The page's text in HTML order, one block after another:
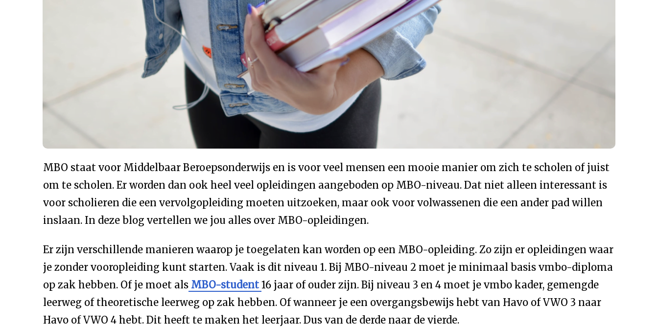
MBO staat voor Middelbaar Beroepsonderwijs en is voor veel mensen een mooie manier om zich te scholen of juist
om te scholen. Er worden dan ook heel veel opleidingen aangeboden op MBO-niveau. Dat niet alleen interessant is
voor scholieren die een vervolgopleiding moeten uitzoeken, maar ook voor volwassenen die een ander pad willen
inslaan. In deze blog vertellen we jou alles over MBO-opleidingen.
Er zijn verschillende manieren waarop je toegelaten kan worden op een MBO-opleiding. Zo zijn er opleidingen waar
je zonder vooropleiding kunt starten. Vaak is dit niveau 1. Bij MBO-niveau 2 moet je minimaal basis vmbo-diploma
op zak hebben. Of je moet als MBO-student16 jaar of ouder zijn. Bij niveau 3 en 4 moet je vmbo kader, gemengde
leerweg of theoretische leerweg op zak hebben. Of wanneer je een overgangsbewijs hebt van Havo of VWO 3 naar
Havo of VWO 4 hebt. Dit heeft te maken het leerjaar. Dus van de derde naar de vierde.